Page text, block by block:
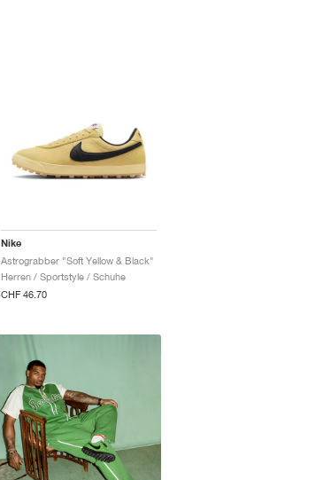
Nike
Astrograbber "Soft Yellow & Black"
Herren / Sportstyle / Schuhe
CHF 46.70